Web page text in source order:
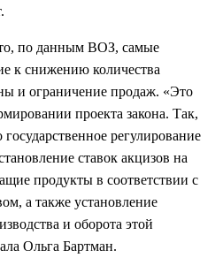
по данным ВОЗ, самые
к снижению количества
и ограничение продаж. «Это
проекта закона. Так,
регулирование
ставок акцизов на
продукты в соответствии с
а также установление
и оборота этой
Ольга Бартман.